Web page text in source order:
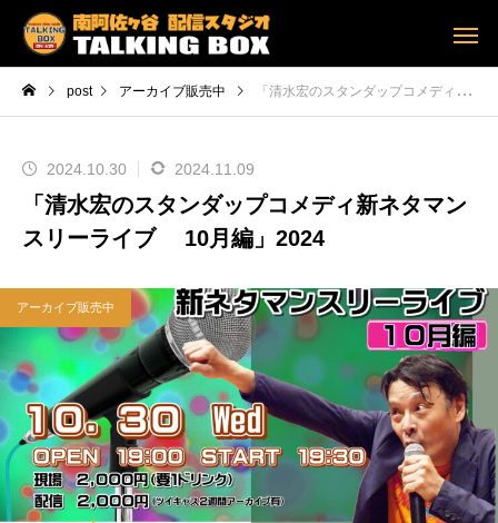
post アーカイブ販売中 「清水宏のスタンダップコメディ新ネタマンスリーライブ 10月編」2024
2024.10.30 2024.11.09
「清水宏のスタンダップコメディ新ネタマン
スリーライブ 10月編」2024
アーカイブ販売中